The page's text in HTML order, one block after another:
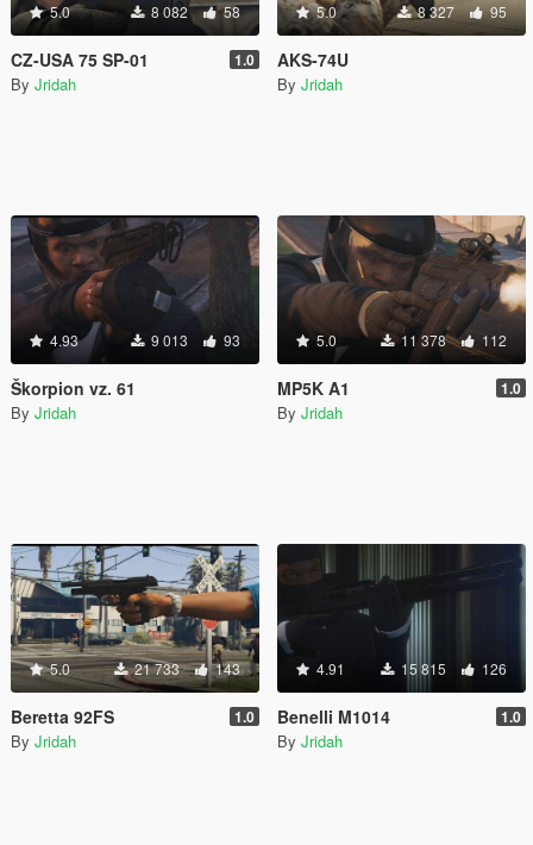
5.0 8 082 58
CZ-USA 75 SP-01 1.0
By Jridah
5.0 8 327 95
AKS-74U
By Jridah
4.93 9 013 93
Škorpion vz. 61
By Jridah
5.0 11 378 112
MP5K A1 1.0
By Jridah
5.0 21 733 143
Beretta 92FS 1.0
By Jridah
4.91 15 815 126
Benelli M1014 1.0
By Jridah